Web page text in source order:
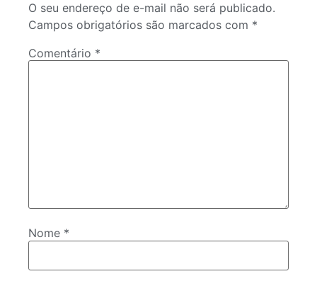
O seu endereço de e-mail não será publicado.
Campos obrigatórios são marcados com *
Comentário *
Nome *